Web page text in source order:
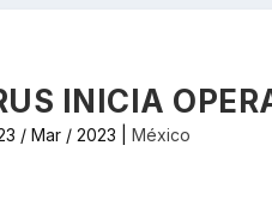
INICIA
/ Mar / 2023 México